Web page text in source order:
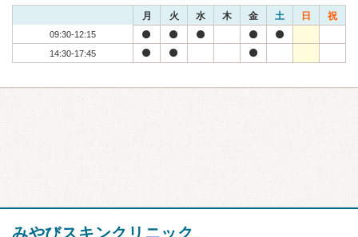
月 火 水 木 金 土 日 祝
09:30-12:15
14:30-17:45
みやびスキンクリニック